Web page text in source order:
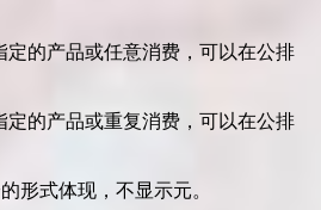
定的产品或任意消费，可以在公排
定的产品或重复消费，可以在公排
形式体现，不显示元。